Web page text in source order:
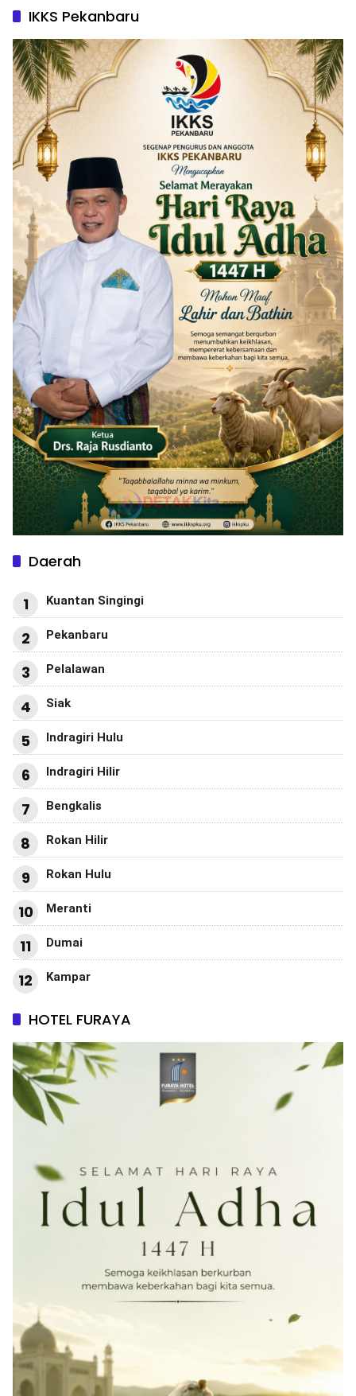
IKKS Pekanbaru
Daerah
1 Kuantan Singingi
2 Pekanbaru
3 Pelalawan
4 Siak
5 Indragiri Hulu
6 Indragiri Hilir
7 Bengkalis
8 Rokan Hilir
9 Rokan Hulu
10 Meranti
11 Dumai
12 Kampar
HOTEL FURAYA